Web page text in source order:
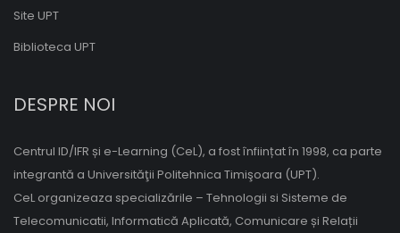
Site UPT
Biblioteca UPT
DESPRE NOI
Centrul ID/IFR și e-Learning (CeL), a fost înființat în 1998, ca parte
integrantă a Universităţii Politehnica Timişoara (UPT).
CeL organizeaza specializările – Tehnologii si Sisteme de
Telecomunicatii, Informatică Aplicată, Comunicare și Relații